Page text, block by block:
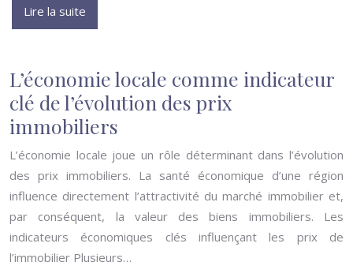
Lire la suite
L’économie locale comme indicateur
clé de l’évolution des prix
immobiliers
L’économie locale joue un rôle déterminant dans l’évolution
des prix immobiliers. La santé économique d’une région
influence directement l’attractivité du marché immobilier et,
par conséquent, la valeur des biens immobiliers. Les
indicateurs économiques clés influençant les prix de
l’immobilier Plusieurs…